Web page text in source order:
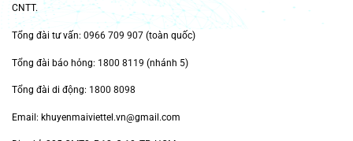
CNTT.
Tổng đài tư vấn: 0966 709 907 (toàn quốc)
Tổng đài báo hỏng: 1800 8119 (nhánh 5)
Tổng đài di động: 1800 8098
Email: khuyenmaiviettel.vn@gmail.com